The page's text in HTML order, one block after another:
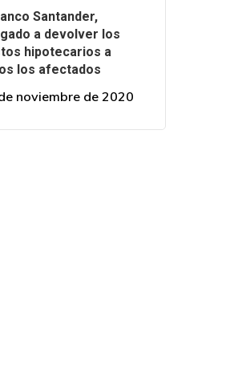
Santander,
a devolver los
hipotecarios a
los afectados
noviembre de 2020